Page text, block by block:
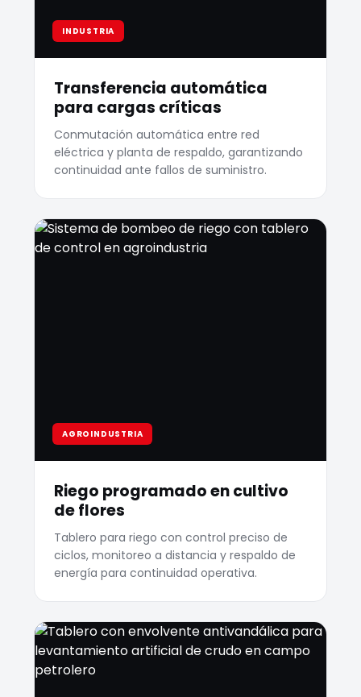
INDUSTRIA
Transferencia automática
para cargas críticas
Conmutación automática entre red
eléctrica y planta de respaldo, garantizando
continuidad ante fallos de suministro.
AGROINDUSTRIA
Riego programado en cultivo
de flores
Tablero para riego con control preciso de
ciclos, monitoreo a distancia y respaldo de
energía para continuidad operativa.